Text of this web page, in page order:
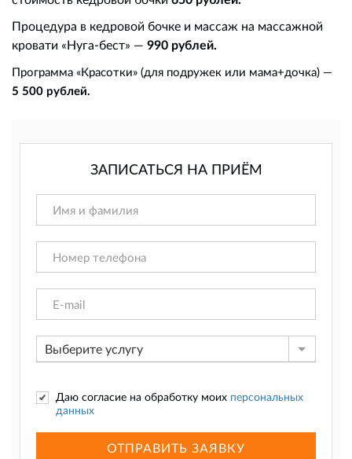
Процедура в кедровой бочке и массаж на массажной
кровати «Нуга-бест» — 990 рублей.
Программа «Красотки» (для подружек или мама+дочка) —
5 500 рублей.
ЗАПИСАТЬСЯ НА ПРИЁМ
Выберите услугу
Даю согласие на обработку моих персональных
данных
ОТПРАВИТЬ ЗАЯВКУ